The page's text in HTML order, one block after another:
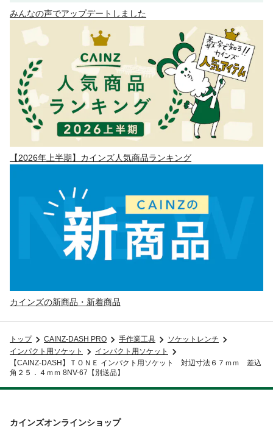
みんなの声でアップデートしました
【2026年上半期】カインズ人気商品ランキング
カインズの新商品・新着商品
トップ CAINZ-DASH PRO 手作業工具
ソケットレンチ
インパクト用ソケット
インパクト用ソケット
【CAINZ-DASH】ＴＯＮＥ インパクト用ソケット 対辺寸法６７ｍｍ 差込
角２５．４ｍｍ 8NV-67【別送品】
カインズオンラインショップ